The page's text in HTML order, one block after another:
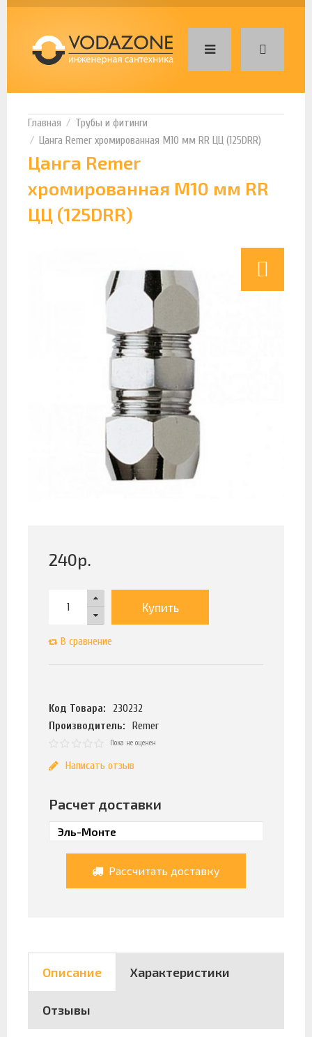
Трубы и фитинги
Цанга Remer хромированная М10 мм RR ЦЦ (125DRR)
Цанга Remer
хромированная М10 мм RR
ЦЦ (125DRR)
240р.
Купить
В сравнение
Код Товара:
230232
Производитель:
Remer
Пока не оценен
Написать отзыв
Расчет доставки
Рассчитать доставку
Описание Характеристики
Отзывы